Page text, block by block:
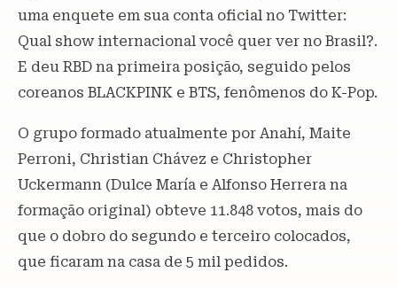
uma enquete em sua conta oficial no Twitter:
Qual show internacional você quer ver no Brasil?.
E deu RBD na primeira posição, seguido pelos
coreanos BLACKPINK e BTS, fenômenos do K-Pop.
O grupo formado atualmente por Anahí, Maite
Perroni, Christian Chávez e Christopher
Uckermann (Dulce María e Alfonso Herrera na
formação original) obteve 11.848 votos, mais do
que o dobro do segundo e terceiro colocados,
que ficaram na casa de 5 mil pedidos.